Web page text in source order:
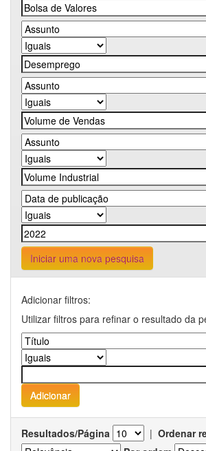
Iniciar uma nova pesquisa
Adicionar filtros:
Utilizar filtros para refinar o resultado da
Resultados/Página | Ordenar